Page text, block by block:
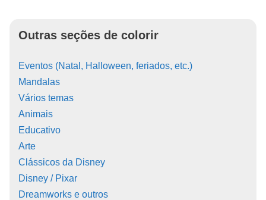
Outras seções de colorir
Eventos (Natal, Halloween, feriados, etc.)
Mandalas
Vários temas
Animais
Educativo
Arte
Clássicos da Disney
Disney / Pixar
Dreamworks e outros